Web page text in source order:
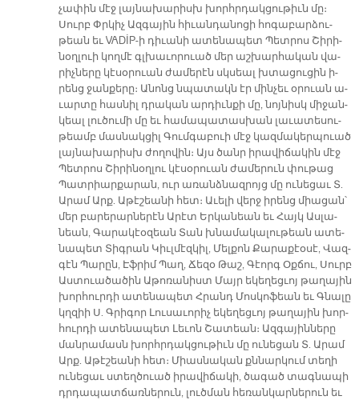
չա­փին մէջ լայ­նա­խա­րիսխ խորհր­դակ­ցու­թիւն մը։
Սուրբ Փրկիչ Ազ­գա­յին հի­ւան­դա­նո­ցի հո­գա­բար­ձու­
թեան եւ VADİP-ի դի­ւա­նի ա­տե­նա­պետ Պետ­րոս Շի­րի­
նօղ­լուի կող­մէ գլխա­ւո­րուած մեր աշ­խար­հա­կան վա­
րիչ­նե­րը կէ­սօ­րուան ժա­մե­րէն սկսեալ խտա­ցու­ցին ի­
րենց ջան­քե­րը։ Ա­նոնց նպա­տակն էր մին­չեւ օ­րուան ա­
ւար­տը հաս­նիլ դրա­կան ար­դիւն­քի մը, նոյ­նիսկ մի­ջան­
կեալ լու­ծու­մի մը եւ հա­մա­պա­տաս­խան լա­ւա­տե­սու­
թեամբ մաս­նակ­ցիլ Գում­գա­բուի մէջ կազ­մա­կերպուած
լայ­նա­խա­րիսխ ժո­ղո­վին։ Այս ծանր ի­րա­վի­ճա­կին մէջ
Պետ­րոս Շի­րի­նօղ­լու կէ­սօ­րուան ժա­մե­րուն փու­թաց
Պատ­րիար­քա­րան, ուր ա­ռանձ­նազ­րոյց մը ու­նե­ցաւ Տ.
Ա­րամ Արք. Ա­թէ­շեա­նի հետ։ Ա­ւե­լի վերջ ի­րենց միա­ցան՝
մեր բա­րե­րար­նե­րէն Ա­րէտ Եր­կա­նեան եւ Հայկ Աս­լա­
նեան, Գա­րա­կէօ­զեան Տան խնա­մա­կա­լու­թեան ա­տե­
նա­պետ Տիգ­րան Կիւլ­մէզ­կիլ, Մել­քոն Քա­րա­քէօ­սէ, Վազ­
գէն Պա­րըն, Էֆ­րիմ Պաղ, Ճե­զօ Թաշ, Գէորգ Օք­ճու, Սուրբ
Աս­տուա­ծա­ծին Ա­թո­ռա­նիստ Մայր ե­կե­ղեց­ւոյ թա­ղա­յին
խոր­հուր­դի ա­տե­նա­պետ Հրանդ Մոս­կո­ֆեան եւ Գնա­լը
կղզիի Ս. Գրի­գոր Լու­սա­ւո­րիչ ե­կե­ղեց­ւոյ թա­ղա­յին խոր­
հուր­դի ա­տե­նա­պետ Լե­ւոն Շա­տեան։ Ազ­գա­յին­նե­րը
ման­րա­մասն խորհրդակ­ցու­թիւն մը ու­նե­ցան Տ. Ա­րամ
Արք. Ա­թէ­շեա­նի հետ։ Միաս­նա­կան քննար­կում տե­ղի
ու­նե­ցաւ ստեղծուած ի­րա­վի­ճա­կի, ծա­գած տագ­նա­պի
դրդա­պատ­ճառ­նե­րուն, լուծ­ման հե­ռան­կար­նե­րուն եւ